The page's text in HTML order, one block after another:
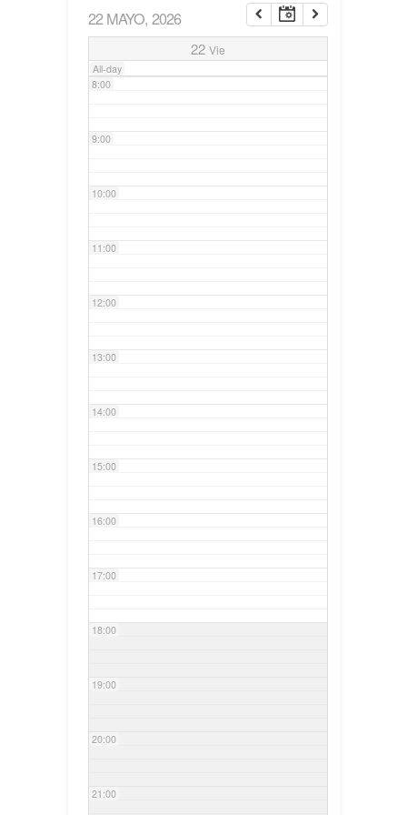
22 MAYO, 2026
22 Vie
All-day
7:00
8:00
9:00
10:00
11:00
12:00
13:00
14:00
15:00
16:00
17:00
18:00
19:00
20:00
21:00